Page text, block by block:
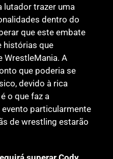
lutador trazer uma
dentro do
que este embate
histórias que
WrestleMania. A
que poderia se
devido à rica
o que faz a
particularmente
de wrestling estarão